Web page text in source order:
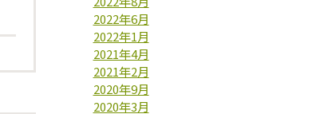
2022年6月
2022年1月
2021年4月
2021年2月
2020年9月
2020年3月